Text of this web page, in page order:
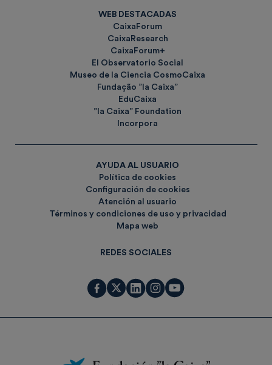
WEB DESTACADAS
CaixaForum
CaixaResearch
CaixaForum+
El Observatorio Social
Museo de la Ciencia CosmoCaixa
Fundação ”la Caixa”
EduCaixa
”la Caixa” Foundation
Incorpora
AYUDA AL USUARIO
Política de cookies
Configuración de cookies
Atención al usuario
Términos y condiciones de uso y privacidad
Mapa web
REDES SOCIALES
Fundación